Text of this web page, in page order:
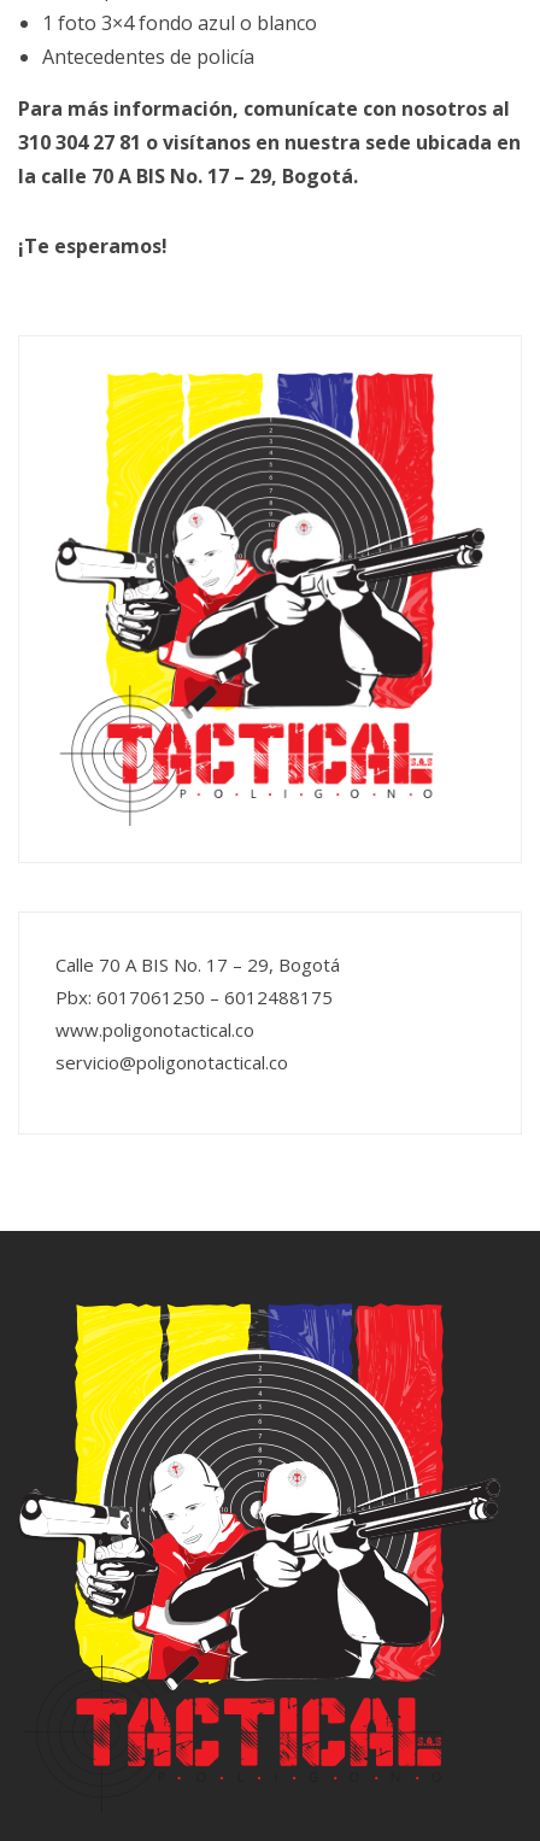
1 foto 3×4 fondo azul o blanco
Antecedentes de policía
Para más información, comunícate con nosotros al
310 304 27 81 o visítanos en nuestra sede ubicada en
la calle 70 A BIS No. 17 – 29, Bogotá.
¡Te esperamos!
Calle 70 A BIS No. 17 – 29, Bogotá
Pbx: 6017061250 – 6012488175
www.poligonotactical.co
servicio@poligonotactical.co